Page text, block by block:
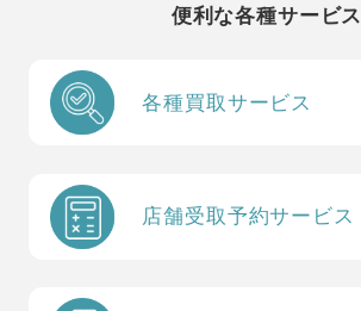
便利な各種サービス
各種買取サービス
店舗受取予約サービス